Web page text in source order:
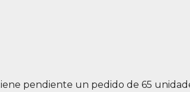
pendiente un pedido de 65